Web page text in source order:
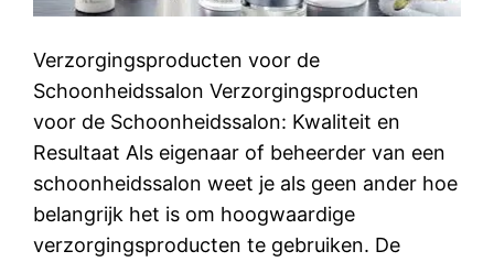
Verzorgingsproducten voor de
Schoonheidssalon Verzorgingsproducten
voor de Schoonheidssalon: Kwaliteit en
Resultaat Als eigenaar of beheerder van een
schoonheidssalon weet je als geen ander hoe
belangrijk het is om hoogwaardige
verzorgingsproducten te gebruiken. De